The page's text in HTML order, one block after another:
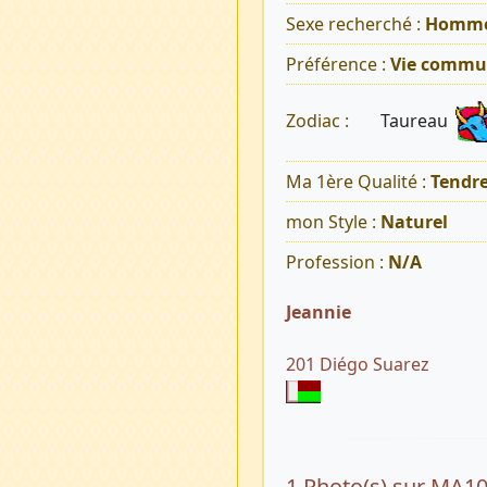
Sexe recherché :
Préférence : Vie
Zodiac : Taureau
Ma 1ère Qualité :
mon Style : Naturel
Profession : N/A
Jeannie
201 Diégo Suarez